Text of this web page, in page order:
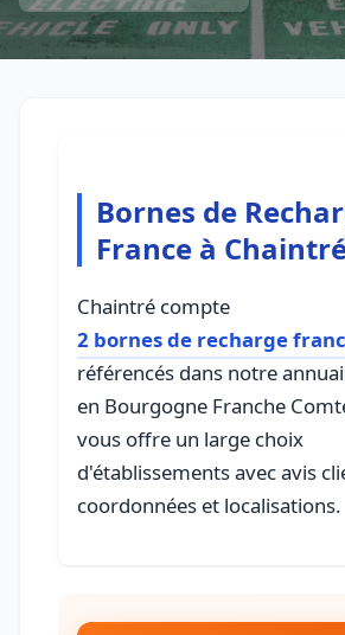
Bornes de
France à
Chaintré compte
2 bornes de recharge
référencés dans notre
en Bourgogne Franche
vous offre un large choix
d'établissements avec avis
coordonnées et localisations.